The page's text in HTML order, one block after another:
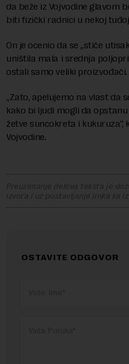
da beže iz Vojvodine glavom
biti fizički radnici u nekoj tuđoj
On je ocenio da se „stiče
uništila mala i srednja
ostali samo veliki proizvođači.
„Zato, apelujemo na vlast da
kako bi ljudi mogli da
žetve suncokreta i
Vojvodine.
Preuzimanje delova teksta je
izvora i uz postavljanje linka ka
OSTAVITE ODGOVOR